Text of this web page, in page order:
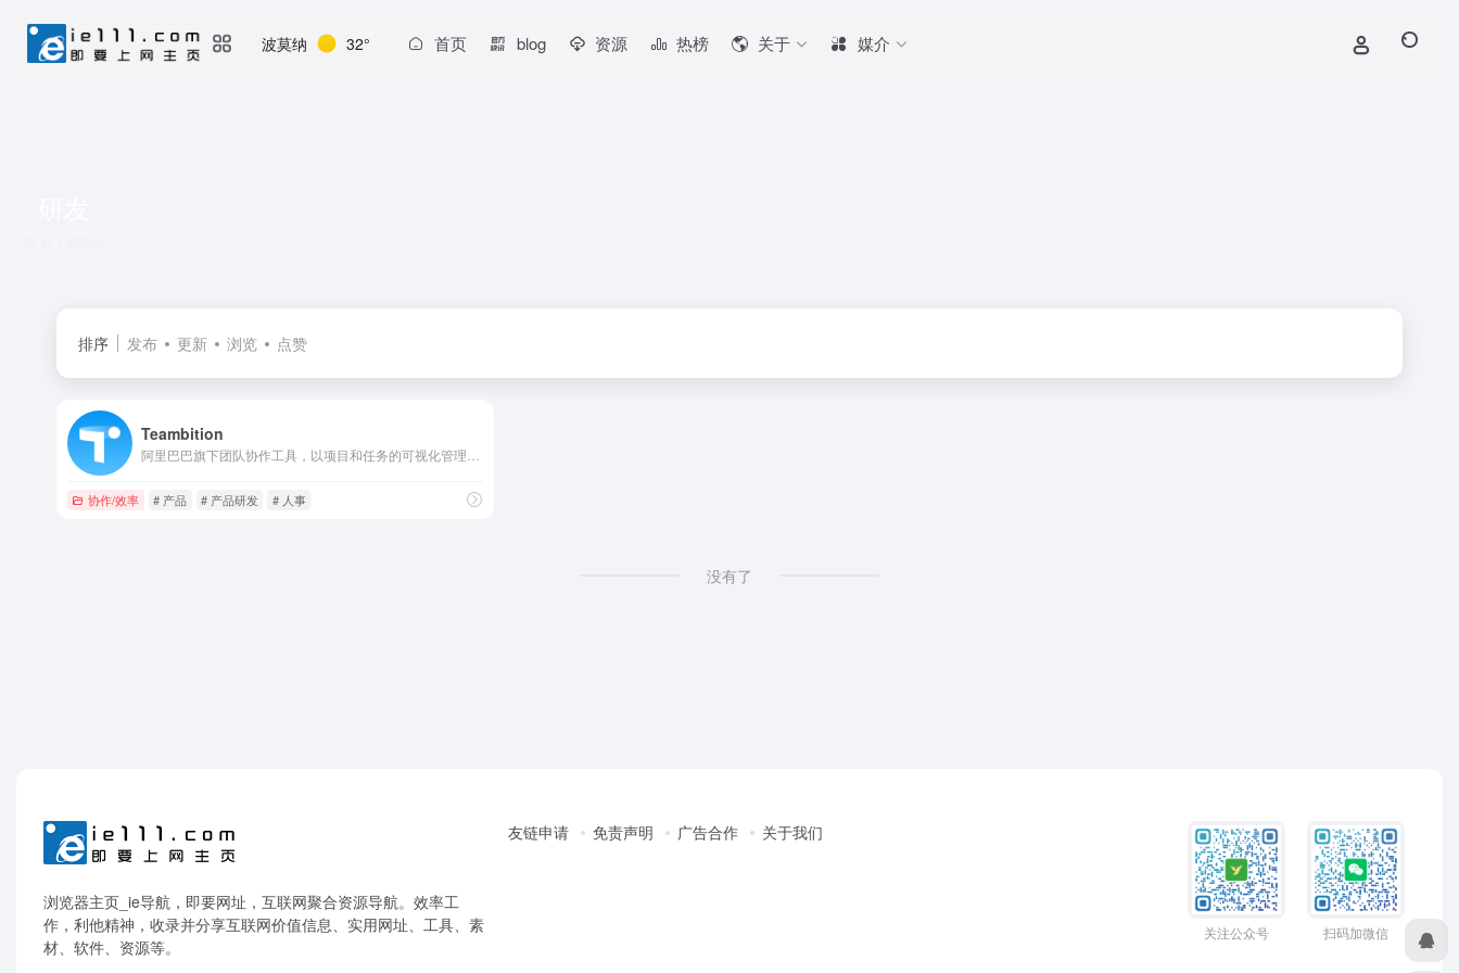
波莫纳 32° 首页 blog 资源 热榜 关于 媒介
排序 发布 更新 浏览 点赞
Teambition
协作/效率 # 产品 # 产品研发 # 人事
没有了
浏览器主页_ie导航，即要网址，互联网聚合资源导航。效率工
作，利他精神，收录并分享互联网价值信息、实用网址、工具、素
材、软件、资源等。
友链申请 免责声明 广告合作 关于我们
关注公众号 扫码加微信